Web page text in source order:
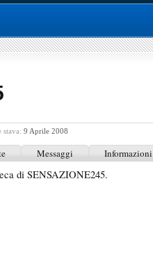
9 Aprile 2008
Messaggi Informazioni
di SENSAZIONE245.